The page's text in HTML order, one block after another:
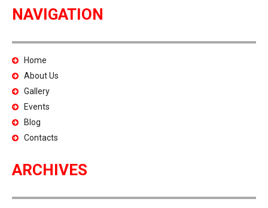
NAVIGATION
Home
About Us
Gallery
Events
Blog
Contacts
ARCHIVES